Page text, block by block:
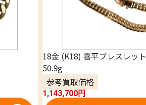
18金 (K18) 喜平ブレスレット
50.9g
参考買取価格
1,143,700円